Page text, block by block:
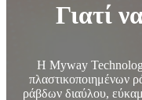
Γιατί
Η Myway
πλαστικοποιημένων
ράβδων διαύλου,